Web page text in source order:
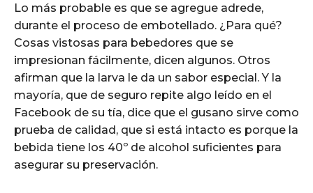
Lo más probable es que se agregue adrede,
durante el proceso de embotellado. ¿Para qué?
Cosas vistosas para bebedores que se
impresionan fácilmente, dicen algunos. Otros
afirman que la larva le da un sabor especial. Y la
mayoría, que de seguro repite algo leído en el
Facebook de su tía, dice que el gusano sirve como
prueba de calidad, que si está intacto es porque la
bebida tiene los 40º de alcohol suficientes para
asegurar su preservación.